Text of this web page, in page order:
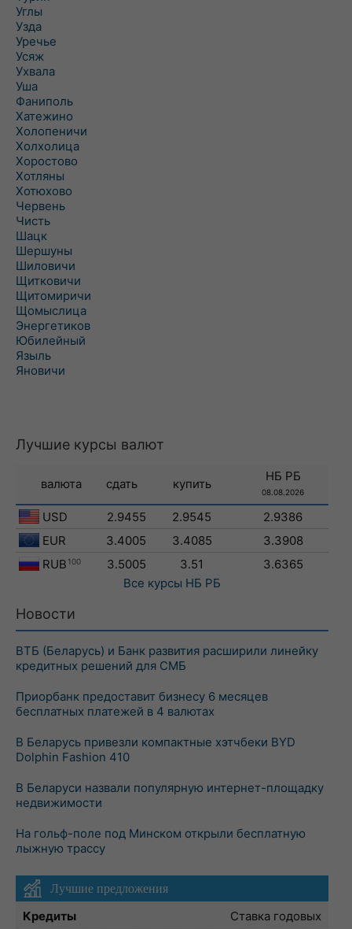
Углы
Узда
Уречье
Усяж
Ухвала
Уша
Фаниполь
Хатежино
Холопеничи
Холхолица
Хоростово
Хотляны
Хотюхово
Червень
Чисть
Шацк
Шершуны
Шиловичи
Щитковичи
Щитомиричи
Щомыслица
Энергетиков
Юбилейный
Языль
Яновичи
Лучшие курсы валют
валюта сдать купить
НБ РБ
08.08.2026
USD 2.9455 2.9545
2.9386
EUR
3.4005 3.4085
3.3908
RUB 100 3.5005 3.51
3.6365
Все курсы НБ РБ
Новости
ВТБ (Беларусь) и Банк развития расширили линейку
кредитных решений для СМБ
Приорбанк предоставит бизнесу 6 месяцев
бесплатных платежей в 4 валютах
В Беларусь привезли компактные хэтчбеки BYD
Dolphin Fashion 410
В Беларуси назвали популярную интернет-площадку
недвижимости
На гольф-поле под Минском открыли бесплатную
лыжную трассу
Лучшие предложения
Кредиты
Ставка годовых